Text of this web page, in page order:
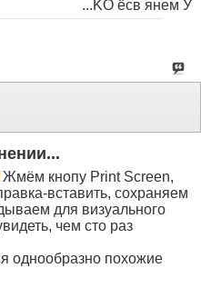
...KO ёсв янем У
Жмём кнопу Print Screen,
вставить, сохраняем
для визуального
чем сто раз
однообразно похожие